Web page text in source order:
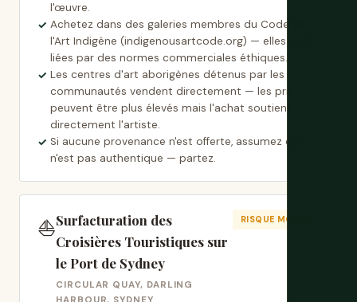
l'œuvre.
Achetez dans des galeries membres du Code de
l'Art Indigène (indigenousartcode.org) — elles sont
liées par des normes commerciales éthiques.
Les centres d'art aborigènes détenus par les
communautés vendent directement — les prix
peuvent être plus élevés mais l'achat soutient
directement l'artiste.
Si aucune provenance n'est offerte, assumez qu'il
n'est pas authentique — partez.
⛵Surfacturation des
Croisières Touristiques sur
le Port de Sydney
CIRCULAR QUAY, DARLING
RISQUE MOYEN